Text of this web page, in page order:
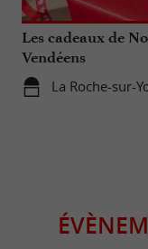
Les cadeaux de
Vendéens
La Roche-sur-